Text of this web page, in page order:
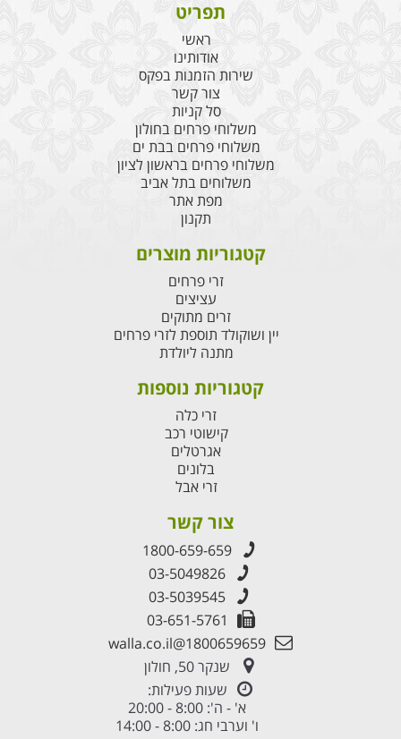
תפריט
ראשי
אודותינו
שירות הזמנות בפקס
צור קשר
סל קניות
משלוחי פרחים בחולון
משלוחי פרחים בבת ים
משלוחי פרחים בראשון לציון
משלוחים בתל אביב
מפת אתר
תקנון
קטגוריות מוצרים
זרי פרחים
עציצים
זרים מתוקים
יין ושוקולד תוספת לזרי פרחים
מתנה ליולדת
קטגוריות נוספות
זרי כלה
קישוטי רכב
אגרטלים
בלונים
זרי אבל
צור קשר
1800-659-659
03-5049826
03-5039545
03-651-5761
1800659659@walla.co.il
שנקר 50, חולון
שעות פעילות:
א' - ה': 8:00 - 20:00
ו' וערבי חג: 8:00 - 14:00